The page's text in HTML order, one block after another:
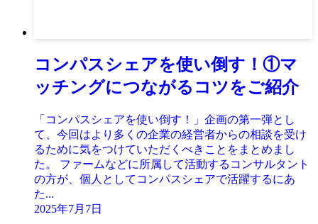
コンパスシェアを使い倒す！①マ
ッチングにつながるコツをご紹介
「コンパスシェアを使い倒す！」企画の第一弾とし
て、今回はより多くの企業の経営者からの相談を受け
るために気をつけていただくべきことをまとめまし
た。 ファームなどに所属して活動するコンサルタント
の方が、個人としてコンパスシェアで活躍するにあ
た...
2025年7月7日